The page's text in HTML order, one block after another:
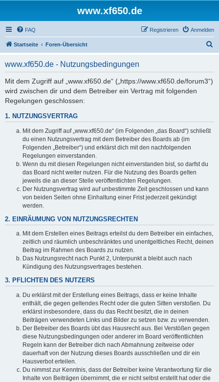
www.xf650.de
FAQ Anmelden
Registrieren
Startseite Foren-Übersicht
www.xf650.de - Nutzungsbedingungen
Mit dem Zugriff auf „www.xf650.de“ („https://www.xf650.de/forum3“)
wird zwischen dir und dem Betreiber ein Vertrag mit folgenden
Regelungen geschlossen:
1. NUTZUNGSVERTRAG
Mit dem Zugriff auf „www.xf650.de“ (im Folgenden „das Board“) schließt
du einen Nutzungsvertrag mit dem Betreiber des Boards ab (im
Folgenden „Betreiber“) und erklärst dich mit den nachfolgenden
Regelungen einverstanden.
Wenn du mit diesen Regelungen nicht einverstanden bist, so darfst du
das Board nicht weiter nutzen. Für die Nutzung des Boards gelten
jeweils die an dieser Stelle veröffentlichten Regelungen.
Der Nutzungsvertrag wird auf unbestimmte Zeit geschlossen und kann
von beiden Seiten ohne Einhaltung einer Frist jederzeit gekündigt
werden.
2. EINRÄUMUNG VON NUTZUNGSRECHTEN
Mit dem Erstellen eines Beitrags erteilst du dem Betreiber ein einfaches,
zeitlich und räumlich unbeschränktes und unentgeltliches Recht, deinen
Beitrag im Rahmen des Boards zu nutzen.
Das Nutzungsrecht nach Punkt 2, Unterpunkt a bleibt auch nach
Kündigung des Nutzungsvertrages bestehen.
3. PFLICHTEN DES NUTZERS
Du erklärst mit der Erstellung eines Beitrags, dass er keine Inhalte
enthält, die gegen geltendes Recht oder die guten Sitten verstoßen. Du
erklärst insbesondere, dass du das Recht besitzt, die in deinen
Beiträgen verwendeten Links und Bilder zu setzen bzw. zu verwenden.
Der Betreiber des Boards übt das Hausrecht aus. Bei Verstößen gegen
diese Nutzungsbedingungen oder anderer im Board veröffentlichten
Regeln kann der Betreiber dich nach Abmahnung zeitweise oder
dauerhaft von der Nutzung dieses Boards ausschließen und dir ein
Hausverbot erteilen.
Du nimmst zur Kenntnis, dass der Betreiber keine Verantwortung für die
Inhalte von Beiträgen übernimmt, die er nicht selbst erstellt hat oder die